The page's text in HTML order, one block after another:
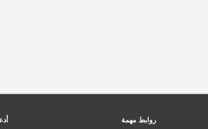
روابط مهمة